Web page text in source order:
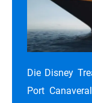
Die Disney
Port